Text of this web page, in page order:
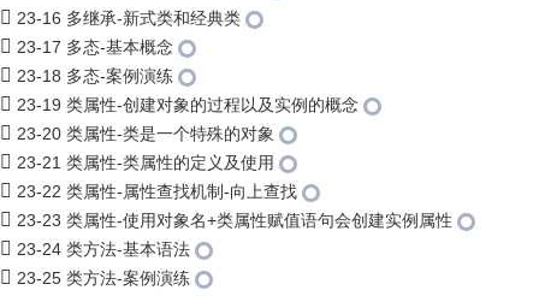
23-16 多继承-新式类和经典类
23-17 多态-基本概念
23-18 多态-案例演练
23-19 类属性-创建对象的过程以及实例的概念
23-20 类属性-类是一个特殊的对象
23-21 类属性-类属性的定义及使用
23-22 类属性-属性查找机制-向上查找
23-23 类属性-使用对象名+类属性赋值语句会创建实例属性
23-24 类方法-基本语法
23-25 类方法-案例演练